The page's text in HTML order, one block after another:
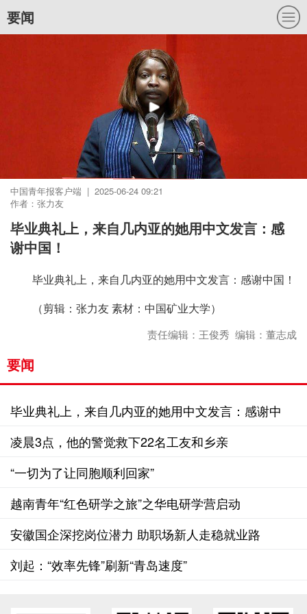
要闻
中国青年报客户端 | 2025-06-24 09:21
作者：张力友
毕业典礼上，来自几内亚的她用中文发言：感
谢中国！
毕业典礼上，来自几内亚的她用中文发言：感谢中国！
（剪辑：张力友 素材：中国矿业大学）
责任编辑：王俊秀 编辑：董志成
要闻
毕业典礼上，来自几内亚的她用中文发言：感谢中
国！
凌晨3点，他的警觉救下22名工友和乡亲
“一切为了让同胞顺利回家”
越南青年“红色研学之旅”之华电研学营启动
安徽国企深挖岗位潜力 助职场新人走稳就业路
刘起：“效率先锋”刷新“青岛速度”